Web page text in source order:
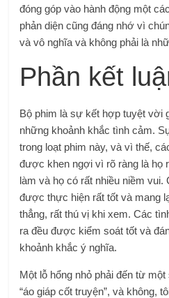
đóng góp vào hành động một
phản diện cũng đáng nhớ vì
và vô nghĩa và không phải là
Phần kết
Bộ phim là sự kết hợp tuyệt vời
những khoảnh khắc tình cảm.
trong loạt phim này, và vì thế,
được khen ngợi vì rõ ràng là họ
làm và họ có rất nhiều niềm vui.
được thực hiện rất tốt và mang
thẳng, rất thú vị khi xem. Các
ra đều được kiểm soát tốt và
khoảnh khắc ý nghĩa.
Một lỗ hổng nhỏ phải đến từ
“áo giáp cốt truyện”, và không,